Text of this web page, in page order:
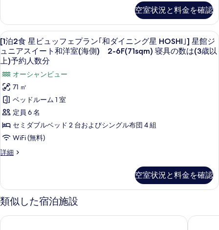
以
上)
予
約
人
数
分
の
す
べ
て
真
を
表
詳
は
(3
歳
以
上)
予
約
人
数
分
の
す
て
の
写
真
以
上)
予
約
人
数
分
の
詳
細
ッ
ク
ス
和
洋
室
(海
側)
(58sqm)
寝
の
は
(3
歳
以
デ
ラ
ッ
ク
ス
洋
室
(海
側)
(58sqm)
寝
具
の
数
は
以
上)
予
約
人
ン
"TERRACE
&
DINING
SORA"]
宙
館
デ
ラ
ッ
ク
ス
ム
(山
側)
SORA
ビ
ュ
ッ
フ
ェ
プ
ラ
ン
"TERRACE
&
DINING
SORA"]
宙
デ
ス
ル
ー
ム
(山
空室状況と料金を確認
[1
泊
2
食
星
ビ
ュ
ッ
フ
ェ
ン
｢和
イ
11
[1泊2食 星ビュッフェプラン｢和ダイニング星 HOSHI｣] 星館ジ
ュニアスイート和洋室(海側) 2-6F(71sqm) 寝具の数は(3歳以
上)予約人数分
オーシャンビュー
71 ㎡
ベッドルーム 1 室
定員 6 名
セミダブルベッド 2 台およびシングル布団 4 組
WiFi (無料)
詳細
[1
星
ビ
ュ
フ
空室状況と料金を確認
類似した宿泊施設
アマネク 別府ゆらり 山荘 神